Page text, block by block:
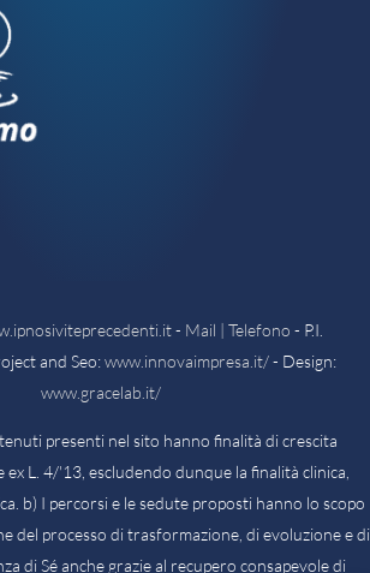
- Mail | Telefono - P.I.
and Seo:www.innovaimpresa.it/- Design:
www.gracelab.it/
presenti nel sito hanno finalità di crescita
ex L. 4/'13, escludendo dunque la finalità clinica,
b) I percorsi e le sedute proposti hanno lo scopo
del processo di trasformazione, di evoluzione e di
di Sé anche grazie al recupero consapevole di